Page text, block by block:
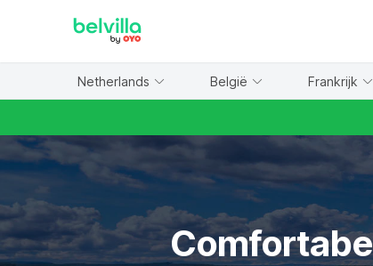
Netherlands België Frankrijk